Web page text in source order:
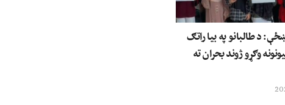
د طالبانو په بیا راتګ
وګړو ژوند بحران ته